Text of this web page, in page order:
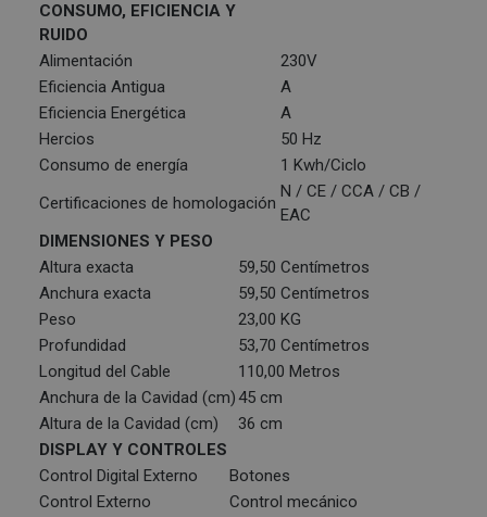
CONSUMO, EFICIENCIA Y
RUIDO
Alimentación
230V
Eficiencia Antigua
A
Eficiencia Energética
A
Hercios
50 Hz
Consumo de energía
1 Kwh/Ciclo
Certificaciones de homologación
N / CE / CCA / CB /
EAC
DIMENSIONES Y PESO
Altura exacta
59,50 Centímetros
Anchura exacta
59,50 Centímetros
Peso
23,00 KG
Profundidad
53,70 Centímetros
Longitud del Cable
110,00 Metros
Anchura de la Cavidad (cm)45 cm
Altura de la Cavidad (cm)
36 cm
DISPLAY Y CONTROLES
Control Digital Externo
Botones
Control Externo
Control mecánico